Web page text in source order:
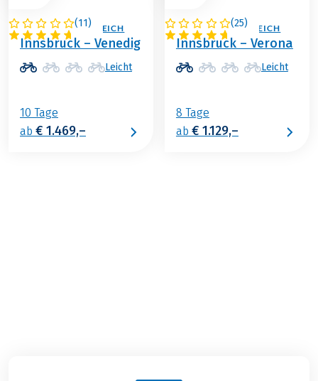
(11)
ITALIEN / ÖSTERREICH
Innsbruck – Venedig
Leicht
10 Tage
ab € 1.469,–
(25)
ITALIEN / ÖSTERREICH
Innsbruck – Verona
Leicht
8 Tage
ab € 1.129,–